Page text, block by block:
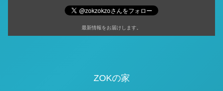
最新情報をお届けします。
ZOKの家